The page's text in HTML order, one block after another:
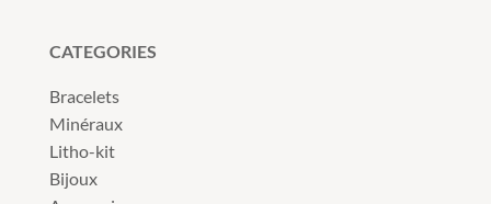
CATEGORIES
Bracelets
Minéraux
Litho-kit
Bijoux